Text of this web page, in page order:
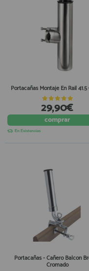
Portacañas Montaje En Rail
29,90€
comprar
En Existencias
Portacañas - Cañero Balcon
Cromado